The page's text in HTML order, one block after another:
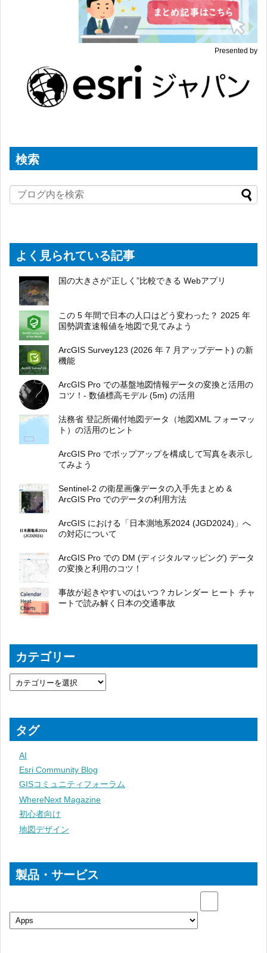
Presented by
検索
よく見られている記事
国の大きさが”正しく”比較できる Webアプリ
この 5 年間で日本の人口はどう変わった？ 2025 年
国勢調査速報値を地図で見てみよう
ArcGIS Survey123 (2026 年 7 月アップデート) の新
機能
ArcGIS Pro での基盤地図情報データの変換と活用の
コツ！- 数値標高モデル (5m) の活用
法務省 登記所備付地図データ（地図XML フォーマッ
ト）の活用のヒント
ArcGIS Pro でポップアップを構成して写真を表示し
てみよう
Sentinel-2 の衛星画像データの入手先まとめ &
ArcGIS Pro でのデータの利用方法
ArcGIS における「日本測地系2024 (JGD2024)」へ
の対応について
ArcGIS Pro での DM (ディジタルマッピング) データ
の変換と利用のコツ！
事故が起きやすいのはいつ？カレンダー ヒート チャ
ートで読み解く日本の交通事故
カテゴリー
タグ
AI
Esri Community Blog
GISコミュニティフォーラム
WhereNext Magazine
初心者向け
地図デザイン
製品・サービス